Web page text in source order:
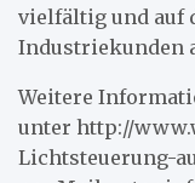
vielfältig und auf
Industriekunden
Weitere
unter http://
Lichtsteuerung-